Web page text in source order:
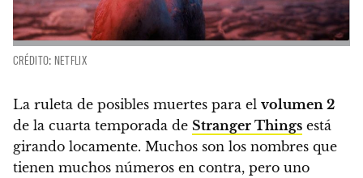
CRÉDITO: NETFLIX
La ruleta de posibles muertes para el volumen 2
de la cuarta temporada de Stranger Things está
girando locamente. Muchos son los nombres que
tienen muchos números en contra, pero uno